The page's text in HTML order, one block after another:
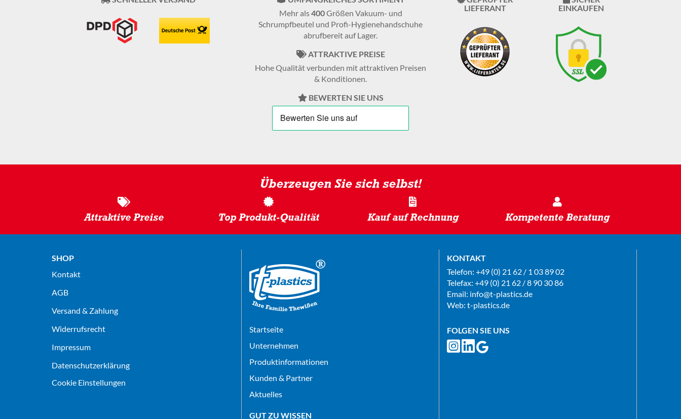
Mehr als400Größen Vakuum- und
Schrumpfbeutel und Profi-Hygienehandschuhe
abrufbereit auf Lager.
ATTRAKTIVE PREISE
Hohe Qualität verbunden mit attraktiven Preisen
& Konditionen.
BEWERTEN SIE UNS
LIEFERANT
EINKAUFEN
Überzeugen Sie sich selbst!
Attraktive Preise Top Produkt-Qualität Kauf auf Rechnung Kompetente Beratung
SHOP
Kontakt
AGB
Versand & Zahlung
Widerrufsrecht
Impressum
Datenschutz­erklärung
Cookie Einstellungen
Startseite
Unternehmen
Produktinformationen
Kunden & Partner
Aktuelles
GUT ZU WISSEN
KONTAKT
Telefon: +49 (0) 21 62 / 1 03 89 02
Telefax: +49 (0) 21 62 / 8 90 30 86
Email: info@t-plastics.de
Web: t-plastics.de
FOLGEN SIE UNS